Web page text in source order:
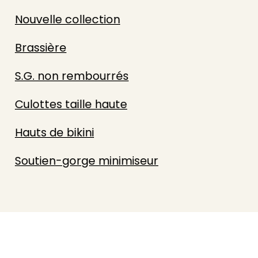
Nouvelle collection
Brassière
S.G. non rembourrés
Culottes taille haute
Hauts de bikini
Soutien-gorge minimiseur